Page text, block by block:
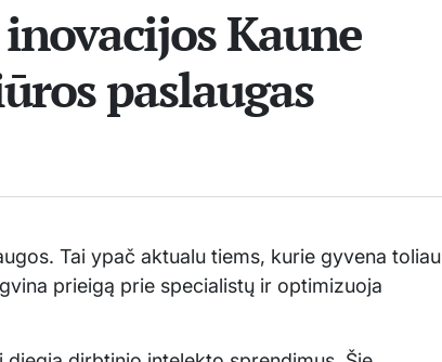
Kaune
paslaugas
Tai ypač aktualu tiems, kurie gyvena toliau
prieigą prie specialistų ir optimizuoja